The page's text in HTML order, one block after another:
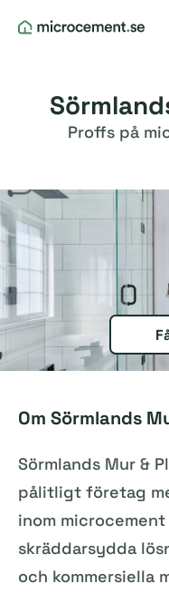
Proffs på
Om Sörmlands
Sörmlands Mur &
pålitligt företag
inom
skräddarsydda
och kommersiella